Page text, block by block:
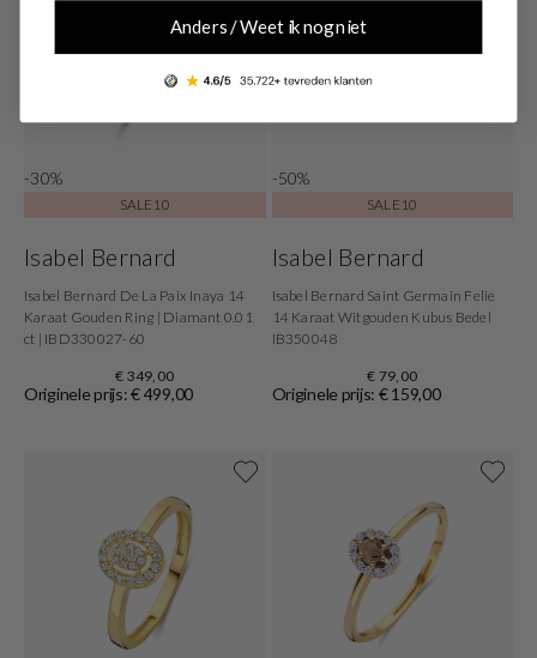
-30%
SALE10
Isabel Bernard
Isabel Bernard De La Paix Inaya 14
Karaat Gouden Ring | Diamant 0.01
ct | IBD330027-60
€ 349,00
Originele prijs: € 499,00
-50%
SALE10
Isabel Bernard
Isabel Bernard Saint Germain Felie
14 Karaat Witgouden Kubus Bedel
IB350048
€ 79,00
Originele prijs: € 159,00
Anders / Weet ik nog niet